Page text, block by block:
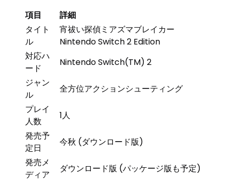
項目
詳細
タイト
ル
宵祓い探偵ミアズマブレイカー
Nintendo Switch 2 Edition
対応ハ
ード
Nintendo Switch(TM) 2
ジャン
ル
全方位アクションシューティング
プレイ
人数
1人
発売予
定日
今秋 (ダウンロード版)
発売メ
ディア
ダウンロード版 (パッケージ版も予定)